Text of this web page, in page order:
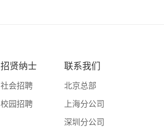
招贤纳士
社会招聘
校园招聘
联系我们
北京总部
上海分公司
深圳分公司